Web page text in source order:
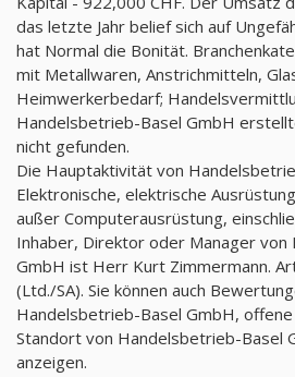
das letzte Jahr belief sich auf
hat Normal die Bonität.
mit Metallwaren, Anstrichmitteln,
Heimwerkerbedarf;
Handelsbetrieb-Basel GmbH
nicht gefunden.
Die Hauptaktivität von
Elektronische, elektrische
außer Computerausrüstung,
Inhaber, Direktor oder Manager
GmbH ist Herr Kurt Zimmermann.
(Ltd./SA). Sie können auch
Handelsbetrieb-Basel GmbH,
Standort von Handelsbetrieb-Basel
anzeigen.